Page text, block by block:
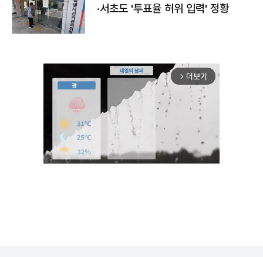
·서초도 '투표율 허위 입력' 정황
arrow_forward_ios 더보기